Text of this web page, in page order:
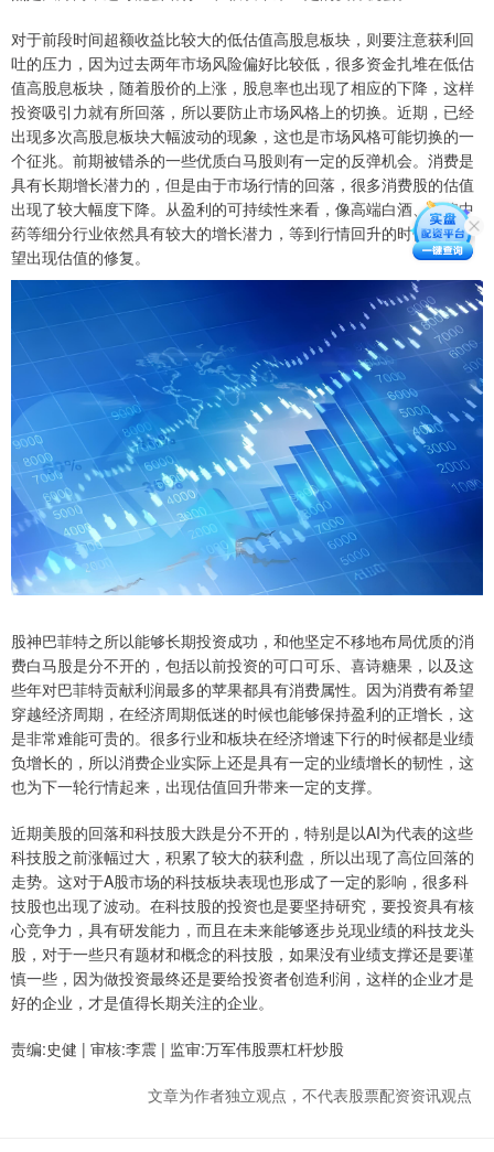
对于前段时间超额收益比较大的低估值高股息板块，则要注意获利回
吐的压力，因为过去两年市场风险偏好比较低，很多资金扎堆在低估
值高股息板块，随着股价的上涨，股息率也出现了相应的下降，这样
投资吸引力就有所回落，所以要防止市场风格上的切换。近期，已经
出现多次高股息板块大幅波动的现象，这也是市场风格可能切换的一
个征兆。前期被错杀的一些优质白马股则有一定的反弹机会。消费是
具有长期增长潜力的，但是由于市场行情的回落，很多消费股的估值
出现了较大幅度下降。从盈利的可持续性来看，像高端白酒、品牌中
药等细分行业依然具有较大的增长潜力，等到行情回升的时候也有希
望出现估值的修复。
股神巴菲特之所以能够长期投资成功，和他坚定不移地布局优质的消
费白马股是分不开的，包括以前投资的可口可乐、喜诗糖果，以及这
些年对巴菲特贡献利润最多的苹果都具有消费属性。因为消费有希望
穿越经济周期，在经济周期低迷的时候也能够保持盈利的正增长，这
是非常难能可贵的。很多行业和板块在经济增速下行的时候都是业绩
负增长的，所以消费企业实际上还是具有一定的业绩增长的韧性，这
也为下一轮行情起来，出现估值回升带来一定的支撑。
近期美股的回落和科技股大跌是分不开的，特别是以AI为代表的这些
科技股之前涨幅过大，积累了较大的获利盘，所以出现了高位回落的
走势。这对于A股市场的科技板块表现也形成了一定的影响，很多科
技股也出现了波动。在科技股的投资也是要坚持研究，要投资具有核
心竞争力，具有研发能力，而且在未来能够逐步兑现业绩的科技龙头
股，对于一些只有题材和概念的科技股，如果没有业绩支撑还是要谨
慎一些，因为做投资最终还是要给投资者创造利润，这样的企业才是
好的企业，才是值得长期关注的企业。
责编:史健 | 审核:李震 | 监审:万军伟股票杠杆炒股
文章为作者独立观点，不代表股票配资资讯观点